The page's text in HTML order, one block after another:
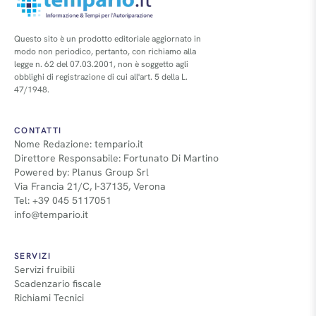
Questo sito è un prodotto editoriale aggiornato in
modo non periodico, pertanto, con richiamo alla
legge n. 62 del 07.03.2001, non è soggetto agli
obblighi di registrazione di cui all'art. 5 della L.
47/1948.
CONTATTI
Nome Redazione: tempario.it
Direttore Responsabile: Fortunato Di Martino
Powered by: Planus Group Srl
Via Francia 21/C, I-37135, Verona
Tel: +39 045 5117051
info@tempario.it
SERVIZI
Servizi fruibili
Scadenzario fiscale
Richiami Tecnici